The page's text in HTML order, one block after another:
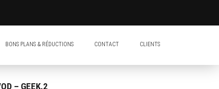
BONS PLANS & RÉDUCTIONS CONTACT CLIENTS
– GEEK.2